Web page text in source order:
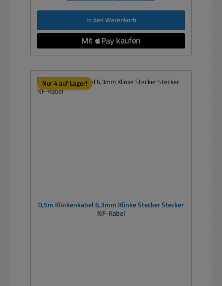
In den Warenkorb
Nur 4 auf Lager!
0,5m Klinkenkabel 6,3mm Klinke Stecker Stecker
NF-Kabel